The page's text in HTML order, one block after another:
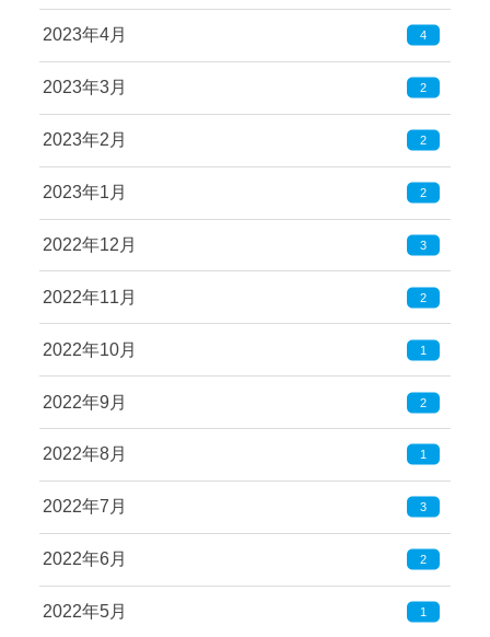
2023年4月 4
2023年3月 2
2023年2月 2
2023年1月 2
2022年12月 3
2022年11月 2
2022年10月 1
2022年9月 2
2022年8月 1
2022年7月 3
2022年6月 2
2022年5月 1